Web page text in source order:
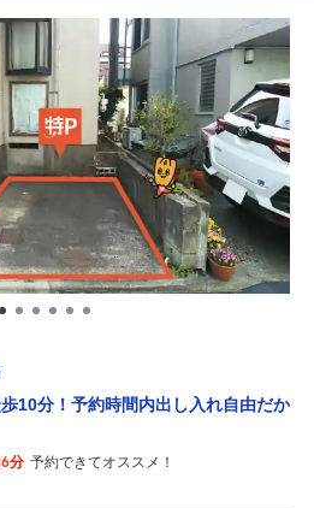
10分！予約時間内出し入れ自由だか
分 予約できてオススメ！